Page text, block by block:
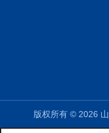
版权所有 © 2026